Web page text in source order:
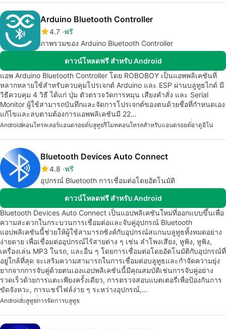
Arduino Bluetooth Controller
4.7 ฟรี
ภาพรวมของ Arduino Bluetooth Controller
ดาวน์โหลดฟรี สำหรับ Android
แอพ Arduino Bluetooth Controller โดย ROBOBOY เป็นแอพพลิเคชันที่
หลากหลายใช้สำหรับควบคุมโปรเจกต์ Arduino และ ESP ผ่านบลูทูธไกด์ มี
วิธีควบคุม 4 วิธี ได้แก่ ปุ่ม ตัวตรวจวัดการหมุน เสียงคำสั่ง และ Serial
Monitor ผู้ใช้สามารถบันทึกและจัดการโปรเจกต์ของตนด้วยชื่อที่กำหนดเอง
แก้ไขและลบตามต้องการแอพพลิเคชันมี 22…
Androidคอนโทรลเลอร์แอนดรอยด์บลูทูธรีโมทคอนโทรลสำหรับแอนดรอยด์อาดูอิโน่
Bluetooth Devices Auto Connect
4.8 ฟรี
อุปกรณ์ Bluetooth การเชื่อมต่อโดยอัตโนมัติ
ดาวน์โหลดฟรี สำหรับ Android
Bluetooth Devices Auto Connect เป็นแอปพลิเคชันใหม่ที่ออกแบบขึ้นเพื่อ
ความสะดวกในกระบวนการเชื่อมต่อและจับคู่อุปกรณ์ Bluetooth
แอปพลิเคชันนี้ช่วยให้ผู้ใช้สามารถซิงค์กับอุปกรณ์สแกนบลูทูธทั้งหมดอย่าง
ง่ายดาย เพื่อเชื่อมต่ออุปกรณ์ไร้สายต่าง ๆ เช่น ลำโพงเสียง, หูฟัง, หูฟัง,
เครื่องเล่น MP3 ในรถ, และอื่น ๆ โดยการเชื่อมต่อโดยอัตโนมัติกับอุปกรณ์ที่
อยู่ใกล้ที่สุด จะเสริมความสามารถในการเชื่อมต่อบลูทูธและกำจัดความยุ่ง
ยากจากการจับคู่ด้วยตนเองแอปพลิเคชันนี้มีคุณสมบัติเช่นการจับคู่อย่าง
รวดเร็วด้วยการแตะเพียงครั้งเดียว, การตรวจสอบแบตเตอรี่เพื่อป้องกันการ
ขัดจังหวะ, การแชร์ไฟล์ง่าย ๆ ระหว่างอุปกรณ์,…
Androidบลูทูธการจัดการบลูทูธ